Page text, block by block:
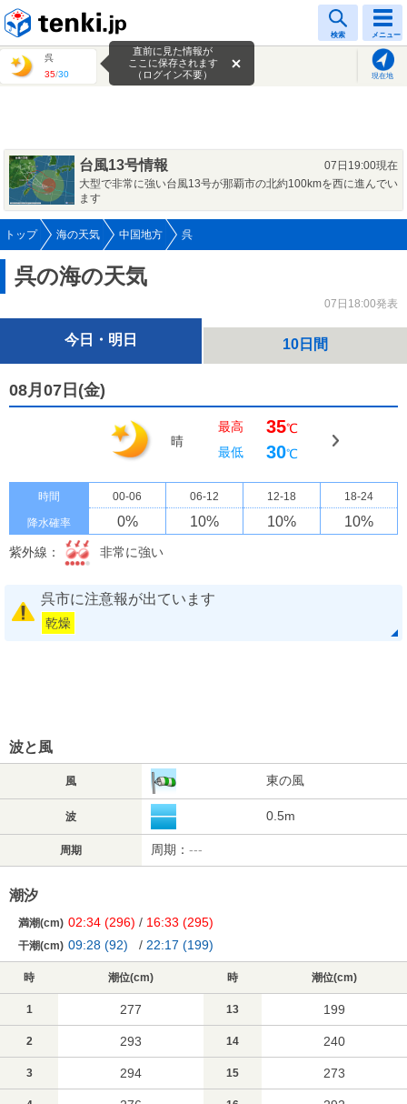
検索 メニュー
呉
35/30 現在地
直前に見た情報が
ここに保存されます
（ログイン不要）
台風13号情報
07日19:00現在
大型で非常に強い台風13号が那覇市の北約100kmを西に進んでい
ます
トップ 海の天気 中国地方 呉
呉の海の天気
07日18:00発表
今日・明日 10日間
08月07日(金)
晴
最高 35℃
最低
30℃
時間 00-06 06-12 12-18 18-24
降水確率 0% 10% 10% 10%
紫外線： 非常に強い
呉市に注意報が出ています
乾燥
波と風
風 東の風
波 0.5m
周期 周期： ---
潮汐
満潮(cm) 02:34 (296) / 16:33 (295)
干潮(cm) 09:28 (92) / 22:17 (199)
時 潮位(cm) 時 潮位(cm)
1 277 13 199
2 293 14 240
3 294 15 273